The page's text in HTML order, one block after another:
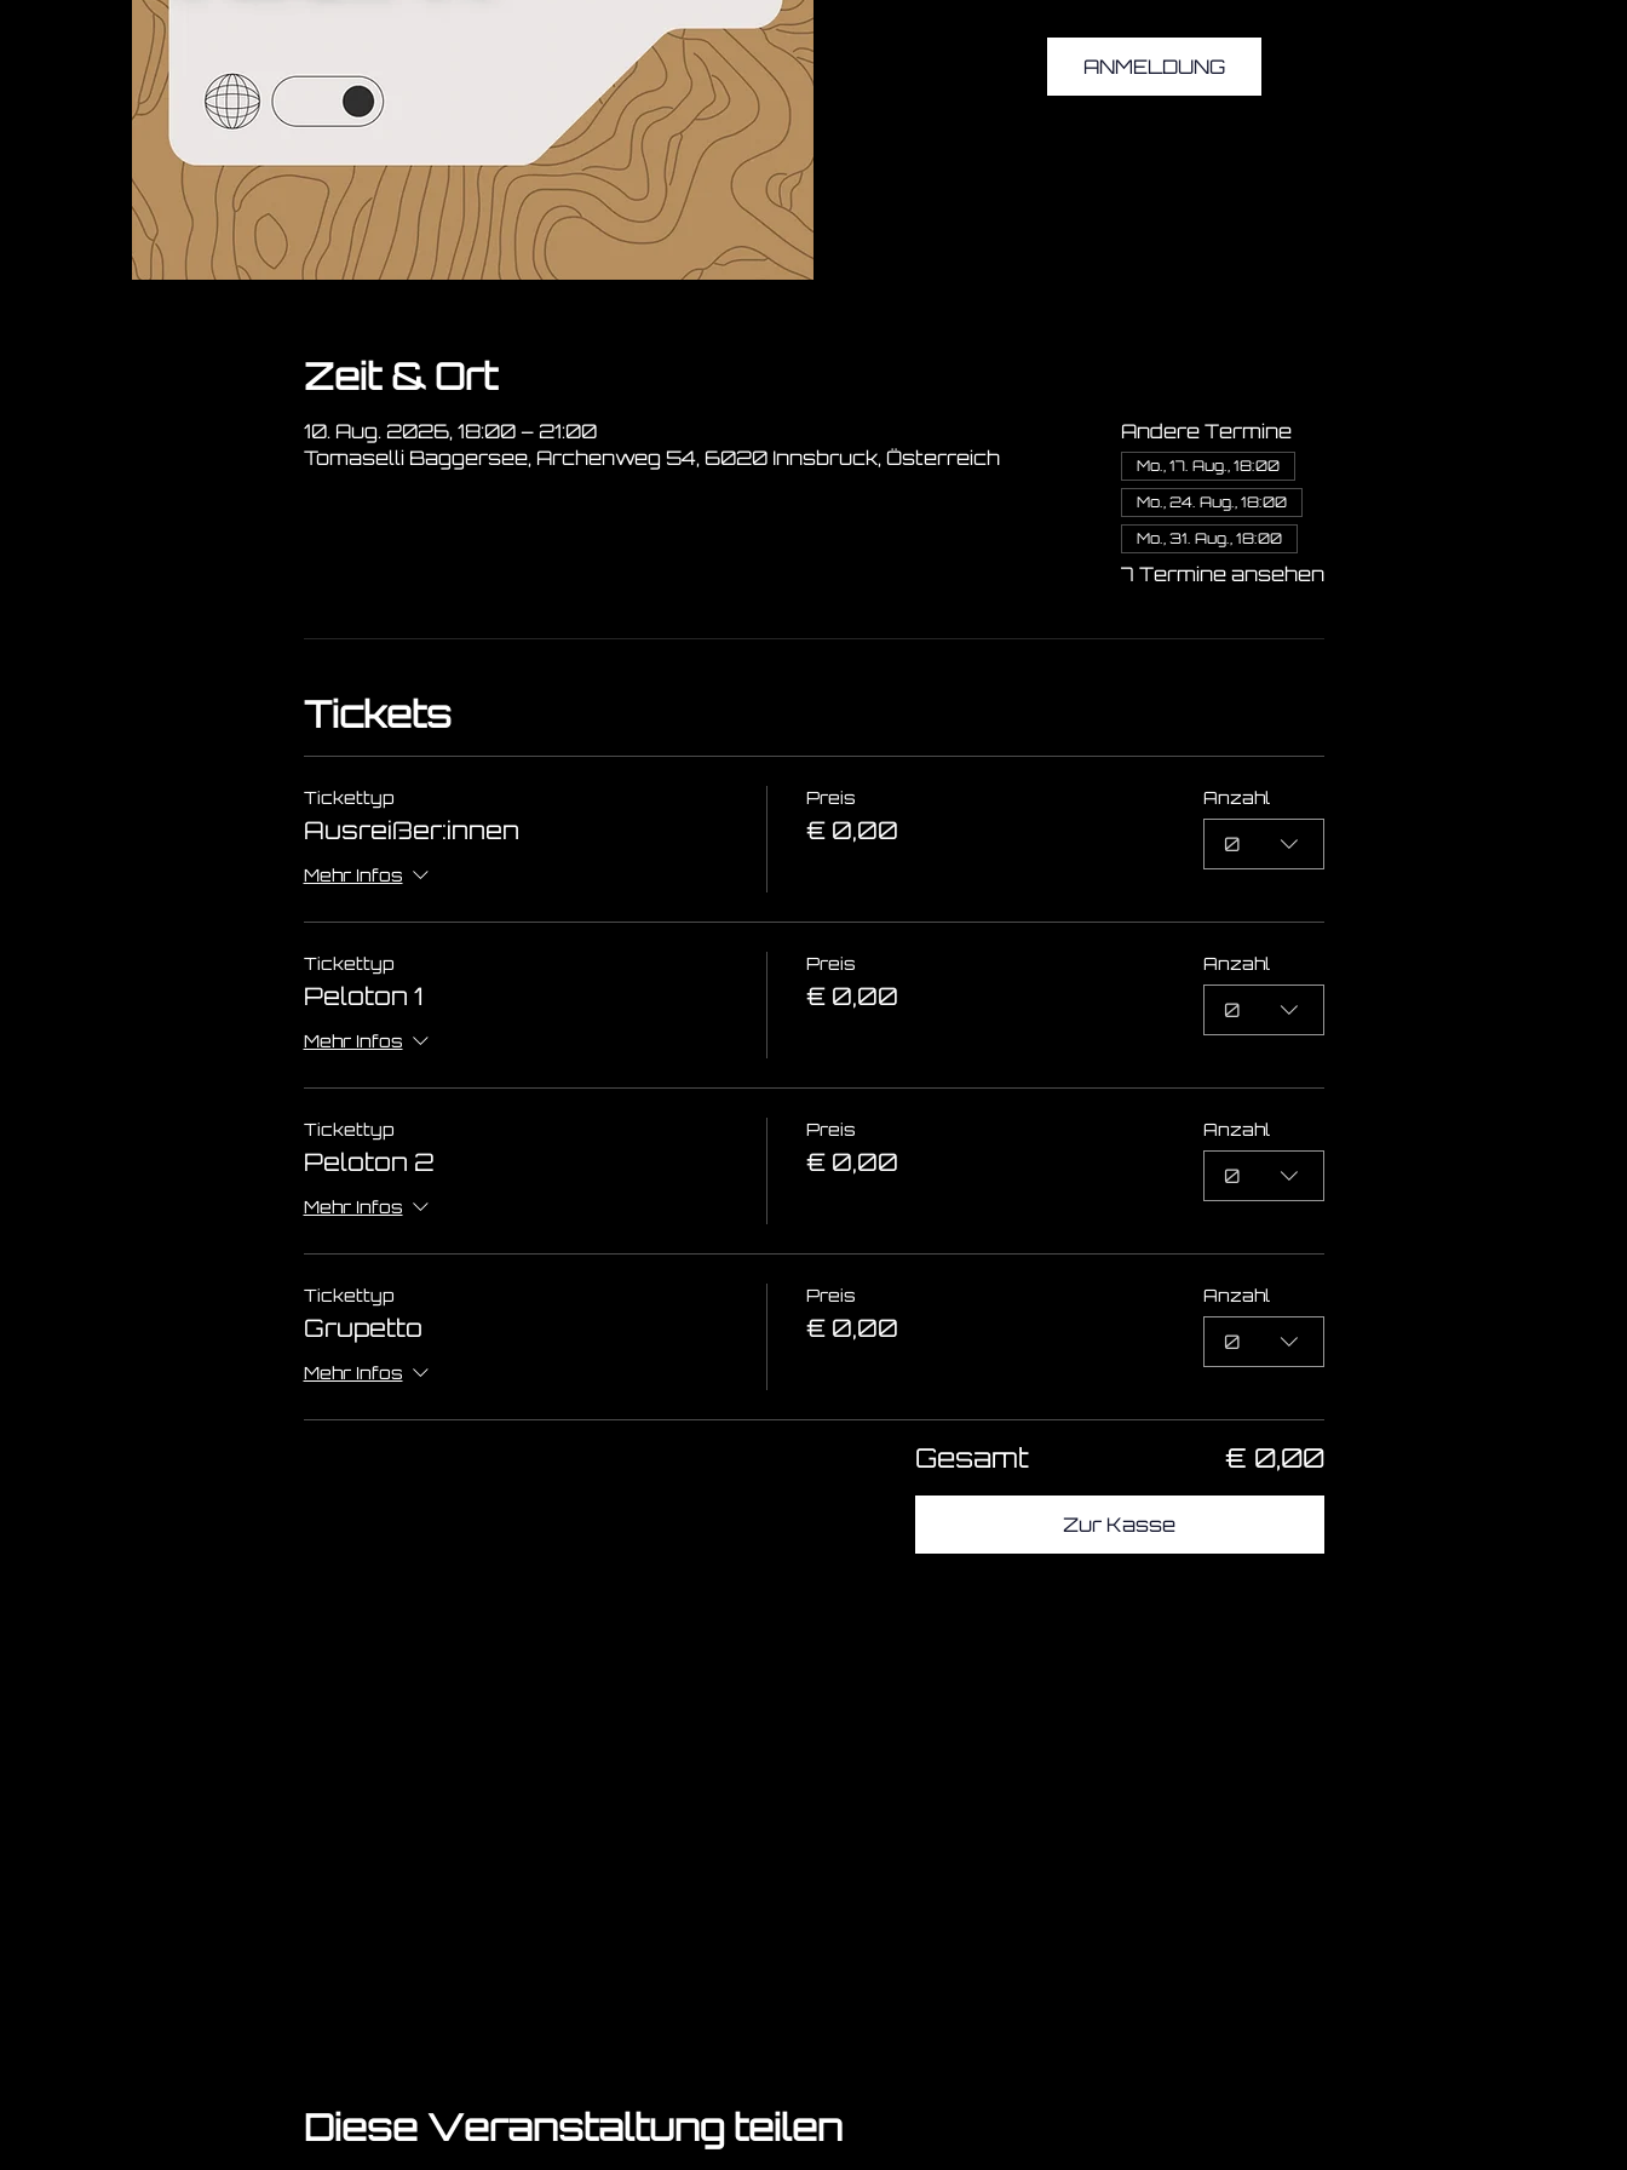
ANMELDUNG
Zeit & Ort
10. Aug. 2026, 18:00 – 21:00
Tomaselli Baggersee, Archenweg 54, 6020 Innsbruck, Österreich
Andere Termine
Mo., 17. Aug., 18:00
Mo., 24. Aug., 18:00
Mo., 31. Aug., 18:00
7 Termine ansehen
Tickets
Tickettyp
Ausreißer:innen
Mehr Infos
Preis
€ 0,00
Anzahl
0
Tickettyp
Peloton 1
Mehr Infos
Preis
€ 0,00
Anzahl
0
Tickettyp
Peloton 2
Mehr Infos
Preis
€ 0,00
Anzahl
0
Tickettyp
Grupetto
Mehr Infos
Preis
€ 0,00
Anzahl
0
Gesamt € 0,00
Zur Kasse
Diese Veranstaltung teilen